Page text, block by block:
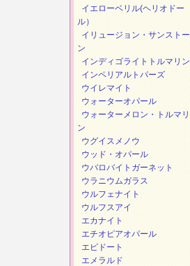
イエローベリル(ヘリオドー
ル）
イリュージョン・サンストー
ン
インディゴライトトルマリン
インペリアルトパーズ
ウイレマイト
ウォーターオパール
ウォーターメロン・トルマリ
ン
ウグイスメノウ
ウッド・オパール
ウバロバイトガーネット
ウラニウムガラス
ウルフェナイト
ウルフスアイ
エカナイト
エチオピアオパール
エピドート
エメラルド